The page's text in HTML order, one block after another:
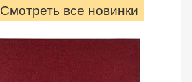
Смотреть все новинки